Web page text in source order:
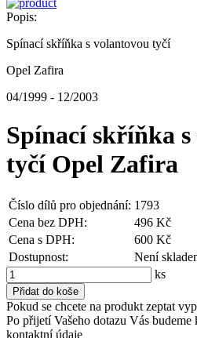
Popis:
Spínací skříňka s volantovou tyčí
Opel Zafira
04/1999 - 12/2003
Spínací skříňka
tyčí Opel Zafira
Číslo dílů pro objednání: 1793
Cena bez DPH:
496 Kč
Cena s DPH:
600 Kč
Dostupnost:
Není
ks
Pokud se chcete na produkt zeptat
Po přijetí Vašeho dotazu Vás
kontaktní údaje